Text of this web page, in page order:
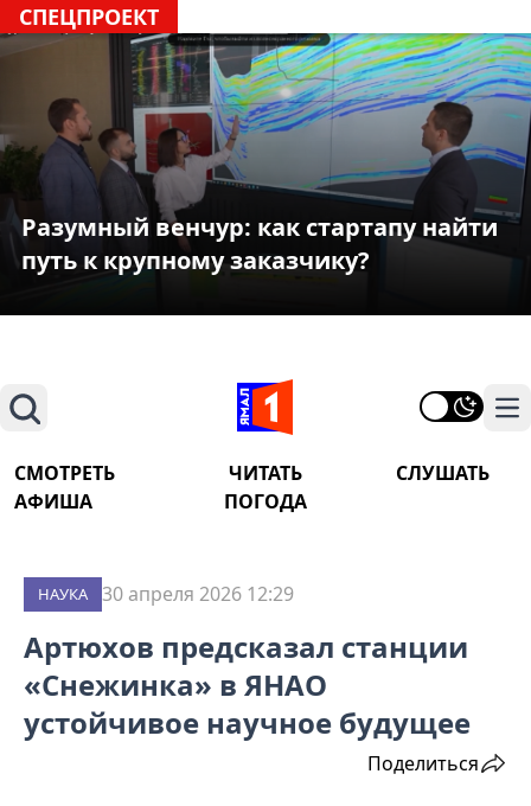
СПЕЦПРОЕКТ
Разумный венчур: как стартапу найти
путь к крупному заказчику?
Поиск
СМОТРЕТЬ ЧИТАТЬ
СЛУШАТЬ
АФИША
ПОГОДА
НАУКА 30 апреля 2026 12:29
Артюхов предсказал станции
«Снежинка» в ЯНАО
устойчивое научное будущее
Поделиться